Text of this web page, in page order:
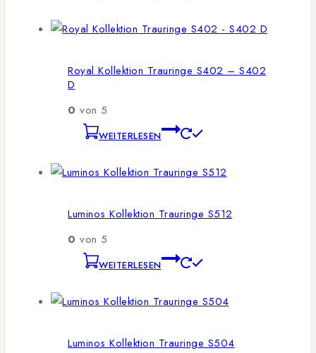
Royal Kollektion Trauringe S402 – S402
D
0 von 5
WEITERLESEN
Luminos Kollektion Trauringe S512
0 von 5
WEITERLESEN
Luminos Kollektion Trauringe S504